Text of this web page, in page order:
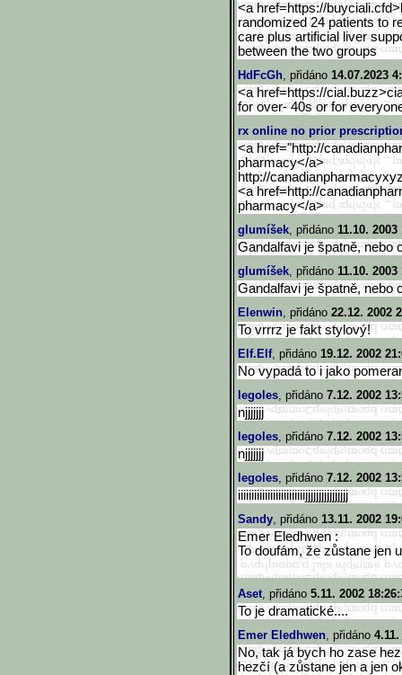
<a href=https://
randomized 24 patients to
care plus artificial liver
between the two groups
HdFcGh, přidáno 14.07.2023
<a href=https://
for over- 40s or for
rx online no prior
<a href="http://
pharmacy</a>
http://canadianpharmacyxy
<a href=http://
pharmacy</a>
glumíšek, přidáno 11.10. 2003
Gandalfavi je špatně, nebo
glumíšek, přidáno 11.10. 2003
Gandalfavi je špatně, nebo
Elenwin, přidáno 22.12. 2002
To vrrrz je fakt stylový!
Elf.Elf, přidáno 19.12. 2002
No vypadá to i jako
legoles, přidáno 7.12. 2002
njjjjjjj
legoles, přidáno 7.12. 2002
njjjjjjj
legoles, přidáno 7.12. 2002
iiiiiiiiiiiiiiiiiiiiiiiiijjjjjjjjjjjjjjjj
Sandy, přidáno 13.11. 2002
Emer Eledhwen :
To doufám, že zůstane jen
Aset, přidáno 5.11. 2002
To je dramatické....
Emer Eledhwen, přidáno
No, tak já bych ho zase
hezčí (a zůstane jen a jen